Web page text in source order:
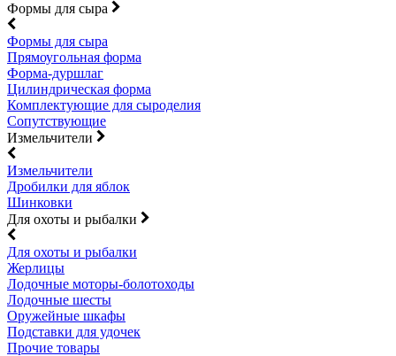
Формы для сыра
Формы для сыра
Прямоугольная форма
Форма-дуршлаг
Цилиндрическая форма
Комплектующие для сыроделия
Сопутствующие
Измельчители
Измельчители
Дробилки для яблок
Шинковки
Для охоты и рыбалки
Для охоты и рыбалки
Жерлицы
Лодочные моторы-болотоходы
Лодочные шесты
Оружейные шкафы
Подставки для удочек
Прочие товары